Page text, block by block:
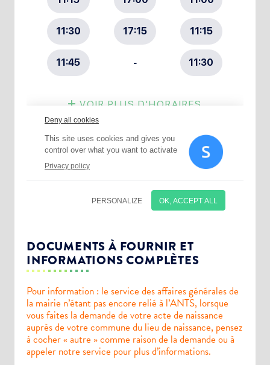
DOCUMENTS À FOURNIR ET
INFORMATIONS COMPLÈTES
Pour information : le service des affaires générales de
la mairie n’étant pas encore relié à l’ANTS, lorsque
vous faites la demande de votre acte de naissance
auprès de votre commune du lieu de naissance, pensez
à cocher « autre » comme raison de la demande ou à
appeler notre service pour plus d’informations.
Choisissez votre abonnement :
Newsletter Culture
Newsletter Sport et Vie associative